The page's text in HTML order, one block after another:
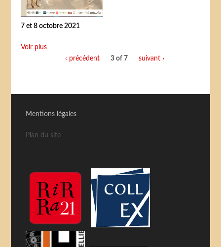
7 et 8 octobre 2021
Voir plus
‹ précédent
3 of 7 suivant ›
Mentions légales
Plan du site